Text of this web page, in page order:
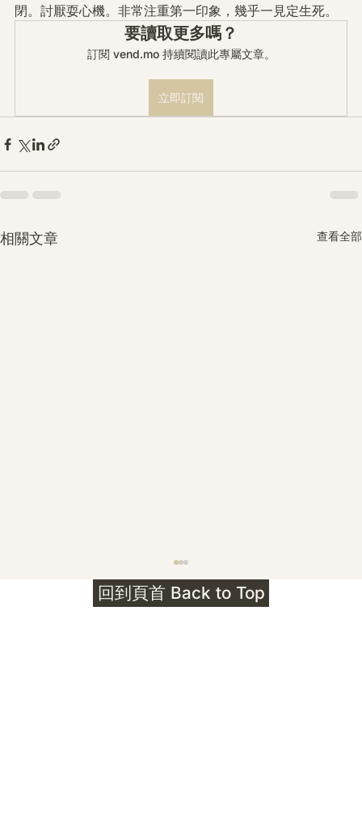
閉。討厭耍心機。非常注重第一印象，幾乎一見定生死。
要讀取更多嗎？
訂閱 vend.mo 持續閱讀此專屬文章。
立即訂閱
相關文章 查看全部
回到頁首 Back to Top